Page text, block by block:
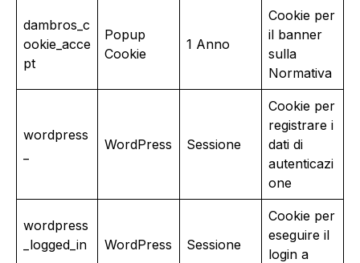
dambros_c
ookie_acce
pt
Popup
Cookie
1 Anno
Cookie per
il banner
sulla
Normativa
wordpress
WordPress Sessione
Cookie per
registrare i
dati di
autenticazi
one
wordpress
_logged_in
WordPress Sessione
Cookie per
eseguire il
login a